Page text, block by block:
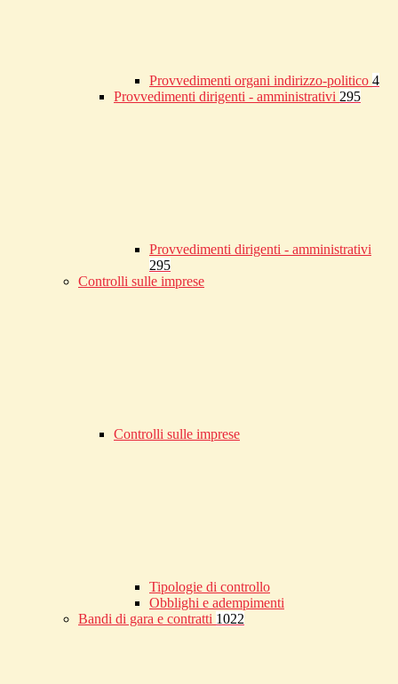
Provvedimenti organi indirizzo-politico 4
Provvedimenti dirigenti - amministrativi 295
Provvedimenti dirigenti - amministrativi
295
Controlli sulle imprese
Controlli sulle imprese
Tipologie di controllo
Obblighi e adempimenti
Bandi di gara e contratti 1022